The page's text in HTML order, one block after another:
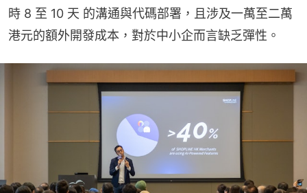
時 8 至 10 天 的溝通與代碼部署，且涉及一萬至二萬
港元的額外開發成本，對於中小企而言缺乏彈性。